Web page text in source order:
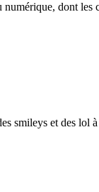
dont les
smileys et des